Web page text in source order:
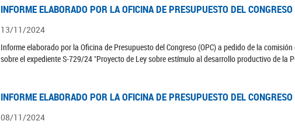
INFORME ELABORADO POR LA OFICINA DE PRESUPUESTO DEL
13/11/2024
Informe elaborado por la Oficina de Presupuesto del Congreso (OPC) a pedido de la
sobre el expediente S-729/24 "Proyecto de Ley sobre estímulo al desarrollo productivo de la
INFORME ELABORADO POR LA OFICINA DE PRESUPUESTO DEL
08/11/2024